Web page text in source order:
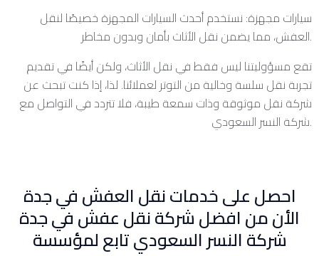
سيارات مجهزة: نستخدم أحدث السيارات المجهزة خصيصًا لنقل
العفش، مما يضمن نقل الأثاث بأمان وبدون مخاطر.
تقع مسؤوليتنا ليس فقط في نقل الأثاث، ولكن أيضًا في تقديم
تجربة نقل سلسة وخالية من التوتر لعملائنا. لذا، إذا كنت تبحث عن
شركة نقل موثوقة وذات سمعة طيبة، فلا تتردد في التواصل مع
شركة النسر السعودي.
احصل على خدمات نقل العفش في جدة
الأن من افضل شركة نقل عفش في جدة
شركة النسر السعودي تابع لمؤسسة